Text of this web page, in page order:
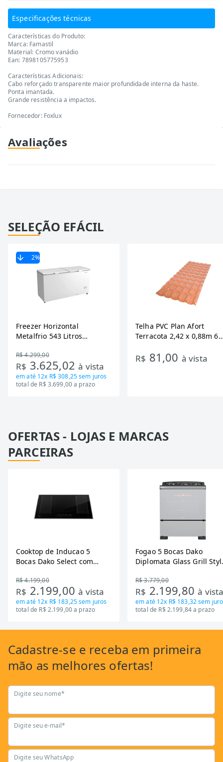
Especificações técnicas
Características do Produto:
Marca: Famastil
Material: Cromo vanádio
Ean: 7898105775953
Características Adicionais:
Cabo reforçado transparente maior profundidade interna da haste.
Ponta imantada.
Grande resistência a impactos.
Fornecedor: Foxlux
Avaliações
SELEÇÃO EFÁCIL
2%
Freezer Horizontal
Metalfrio 543 Litros
Tecnologia Inverter, Branco,
Bivolt
R$ 4.299,00
R$ 3.625,02à vista
em até 12x R$ 308,25sem juros
total de R$ 3.699,00 a prazo
Telha PVC Plan Afort
Terracota 2,42 x 0,88m 6
R$ 81,00 à vista
OFERTAS - LOJAS E MARCAS
PARCEIRAS
Cooktop de Inducao 5
Bocas Dako Select com
R$ 4.199,00
R$ 2.199,00à vista
em até 12x R$ 183,25sem juros
total de R$ 2.199,00 a prazo
Fogao 5 Bocas Dako
Diplomata Glass Grill
R$ 3.779,00
R$ 2.199,80à
em até 12x R$ 183,32sem
total de R$ 2.199,84 a prazo
Cadastre-se e receba em primeira
mão as melhores ofertas!
Digite seu nome*
Digite seu e-mail*
Digite seu WhatsApp